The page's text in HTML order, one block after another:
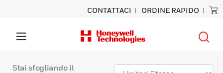
CONTATTACI ORDINE RAPIDO
Stai sfogliando il